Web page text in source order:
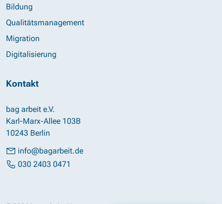
Bildung
Qualitätsmanagement
Migration
Digitalisierung
Kontakt
bag arbeit e.V.
Karl-Marx-Allee 103B
10243 Berlin
info@bagarbeit.de
030 2403 0471